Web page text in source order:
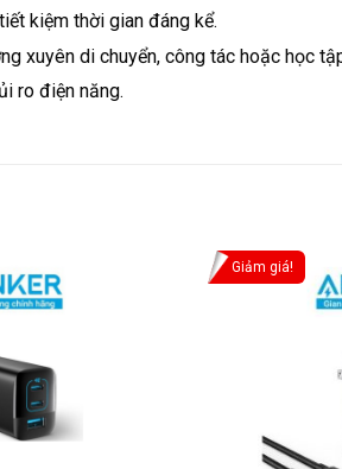
kiệm thời gian đáng kể.
xuyên di chuyển, công tác hoặc học
ro điện năng.
Giảm giá!